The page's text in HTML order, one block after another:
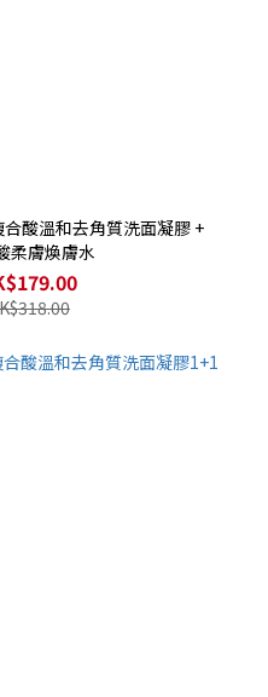
酸溫和去角質洗面凝膠 +
柔膚煥膚水